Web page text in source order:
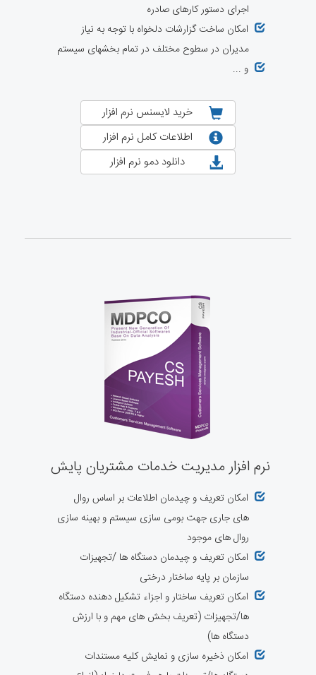
اجرای دستور کارهای صادره
امکان ساخت گزارشات دلخواه با توجه به نیاز
مدیران در سطوح مختلف در تمام بخشهای سیستم
و ...
خرید لایسنس نرم افزار
اطلاعات کامل نرم افزار
دانلود دمو نرم افزار
نرم افزار مدیریت خدمات مشتریان پایش
امکان تعریف و چیدمان اطلاعات بر اساس روال
های جاری جهت بومی سازی سیستم و بهینه سازی
روال های موجود
امکان تعریف و چیدمان دستگاه ها /تجهیزات
سازمان بر پایه ساختار درختی
امکان تعریف ساختار و اجزاء تشکیل دهنده دستگاه
ها/تجهیزات (تعریف بخش های مهم و با ارزش
دستگاه ها)
امکان ذخیره سازی و نمایش کلیه مستندات